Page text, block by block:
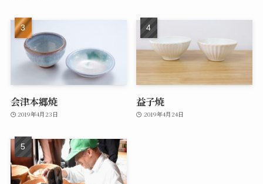
会津本郷焼
2019年4月23日
益子焼
2019年4月24日